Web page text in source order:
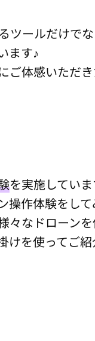
ツールだけで
ます♪
体感いただ
を実施してい
操作体験をし
々なドローン
けを使ってご